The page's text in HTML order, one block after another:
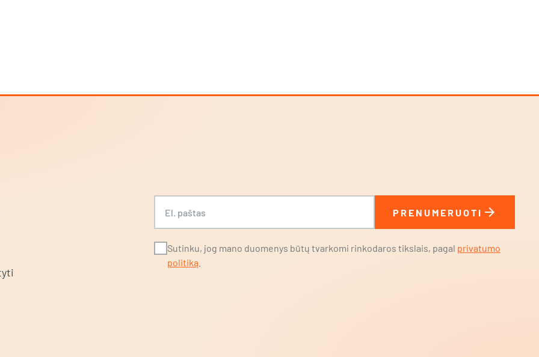
El. paštas
PRENUMERUOTI arrow_forward
Sutinku, jog mano duomenys būtų tvarkomi rinkodaros tikslais, pagal privatumo
politiką